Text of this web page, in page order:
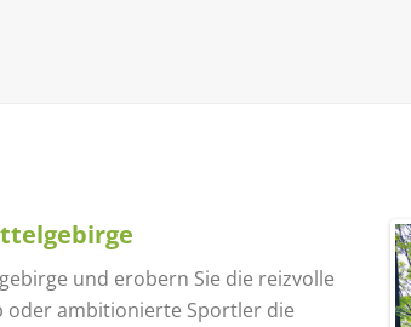
und erobern Sie die reizvolle
oder ambitionierte Sportler die